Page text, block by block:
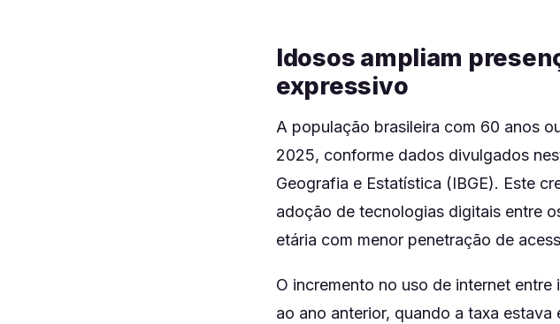
Idosos ampliam
expressivo
A população brasileira com 60 anos
2025, conforme dados divulgados
Geografia e Estatística (IBGE). Este
adoção de tecnologias digitais entre
etária com menor penetração de
O incremento no uso de internet
ao ano anterior, quando a taxa